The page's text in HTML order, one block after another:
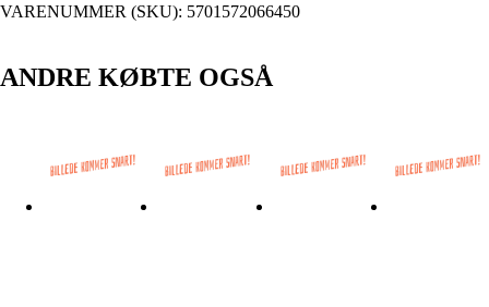
VARENUMMER (SKU): 5701572066450
ANDRE KØBTE OGSÅ